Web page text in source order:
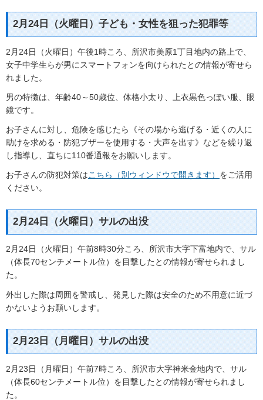
2月24日（火曜日）子ども・女性を狙った犯罪等
2月24日（火曜日）午後1時ころ、所沢市美原1丁目地内の路上で、
女子中学生らが男にスマートフォンを向けられたとの情報が寄せら
れました。
男の特徴は、年齢40～50歳位、体格小太り、上衣黒色っぽい服、眼
鏡です。
お子さんに対し、危険を感じたら《その場から逃げる・近くの人に
助けを求める・防犯ブザーを使用する・大声を出す》などを繰り返
し指導し、直ちに110番通報をお願いします。
お子さんの防犯対策はこちら（別ウィンドウで開きます） をご活用
ください。
2月24日（火曜日）サルの出没
2月24日（火曜日）午前8時30分ころ、所沢市大字下富地内で、サル
（体長70センチメートル位）を目撃したとの情報が寄せられまし
た。
外出した際は周囲を警戒し、発見した際は安全のため不用意に近づ
かないようお願いします。
2月23日（月曜日）サルの出没
2月23日（月曜日）午前7時ころ、所沢市大字神米金地内で、サル
（体長60センチメートル位）を目撃したとの情報が寄せられまし
た。